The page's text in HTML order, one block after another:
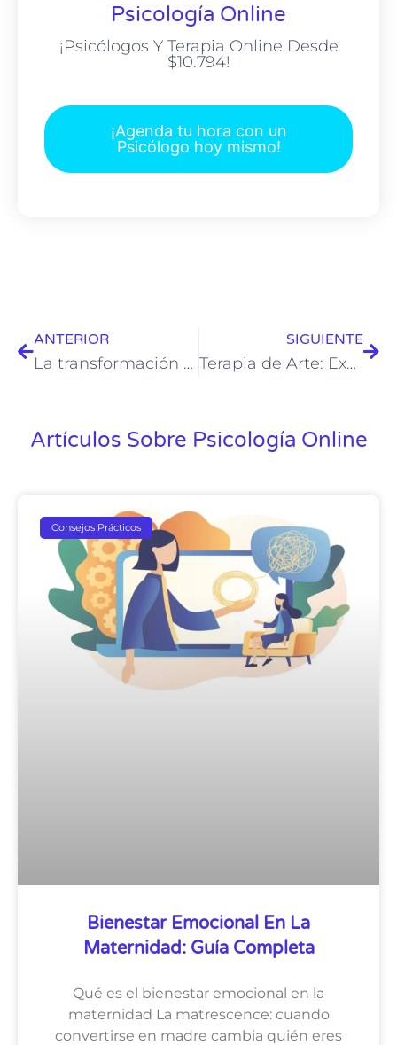
Psicología Online
¡Psicólogos Y Terapia Online Desde
$10.794!
¡Agenda tu hora con un
Psicólogo hoy mismo!
ANTERIOR
La transformación de la atención psicológica: Psicología online en Chile
SIGUIENTE
Terapia de Arte: Explorando la creatividad para sanar y crecer
Artículos Sobre Psicología Online
Consejos Prácticos
Bienestar Emocional En La
Maternidad: Guía Completa
Qué es el bienestar emocional en la
maternidad La matrescence: cuando
convertirse en madre cambia quién eres